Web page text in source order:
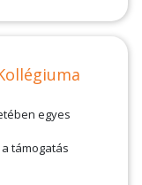
egyes
támogatás